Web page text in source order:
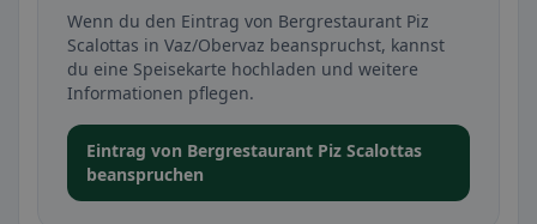
Wenn du den Eintrag von Bergrestaurant Piz
Scalottas in Vaz/Obervaz beanspruchst, kannst
du eine Speisekarte hochladen und weitere
Informationen pflegen.
Eintrag von Bergrestaurant Piz Scalottas
beanspruchen